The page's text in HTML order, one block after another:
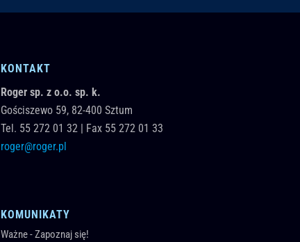
KONTAKT
Roger sp. z o.o. sp. k.
Gościszewo 59, 82-400 Sztum
Tel. 55 272 01 32|
Fax 55 272 01 33
roger@roger.pl
KOMUNIKATY
Ważne - Zapoznaj się!